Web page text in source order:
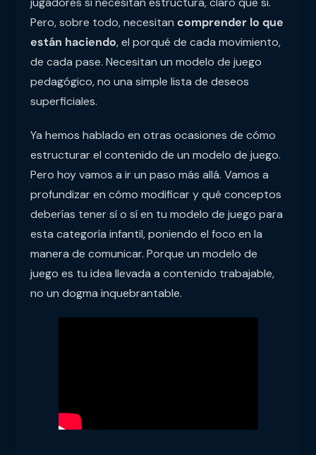
Pero, sobre todo, necesitan comprender lo que
están haciendo, el porqué de cada movimiento,
de cada pase. Necesitan un modelo de juego
pedagógico, no una simple lista de deseos
superficiales.
Ya hemos hablado en otras ocasiones de cómo
estructurar el contenido de un modelo de juego.
Pero hoy vamos a ir un paso más allá. Vamos a
profundizar en cómo modificar y qué conceptos
deberías tener sí o sí en tu modelo de juego para
esta categoría infantil, poniendo el foco en la
manera de comunicar. Porque un modelo de
juego es tu idea llevada a contenido trabajable,
no un dogma inquebrantable.